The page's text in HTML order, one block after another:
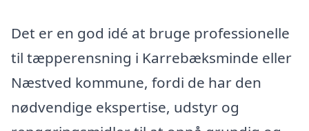
Det er en god idé at bruge professionelle
til tæpperensning i Karrebæksminde eller
Næstved kommune, fordi de har den
nødvendige ekspertise, udstyr og